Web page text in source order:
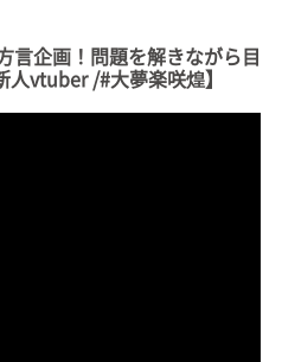
言企画！問題を解きながら目
vtuber /#大夢楽咲煌】